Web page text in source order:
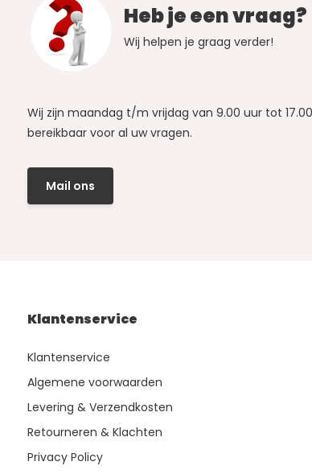
Heb je een vraag?
Wij helpen je graag verder!
Wij zijn maandag t/m vrijdag van 9.00 uur tot
bereikbaar voor al uw vragen.
Mail ons
Klantenservice
Klantenservice
Algemene voorwaarden
Levering & Verzendkosten
Retourneren & Klachten
Privacy Policy